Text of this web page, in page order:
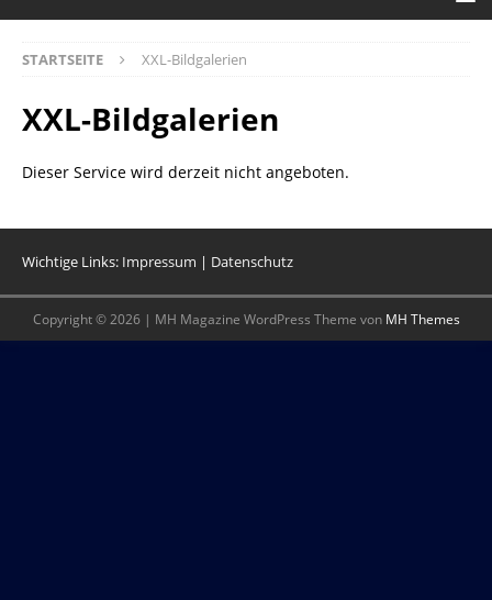
STARTSEITE XXL-Bildgalerien
XXL-Bildgalerien
Dieser Service wird derzeit nicht angeboten.
Wichtige Links: Impressum | Datenschutz
Copyright © 2026 | MH Magazine WordPress Theme von MH Themes